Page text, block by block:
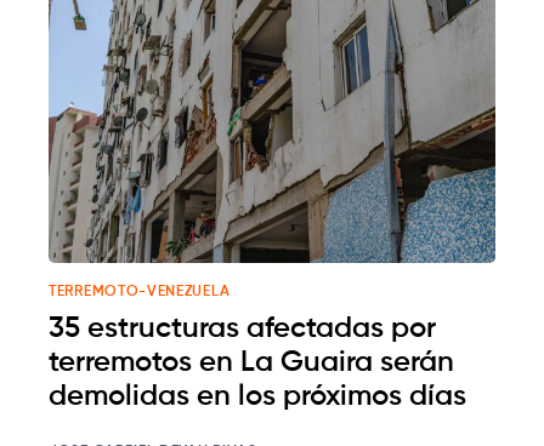
TERREMOTO-VENEZUELA
35 estructuras afectadas por
terremotos en La Guaira serán
demolidas en los próximos días